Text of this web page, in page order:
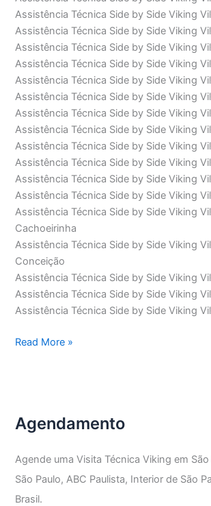
Assistência Técnica Side by Side Viking
Assistência Técnica Side by Side Viking
Assistência Técnica Side by Side Viking
Assistência Técnica Side by Side Viking
Assistência Técnica Side by Side Viking
Assistência Técnica Side by Side Viking
Assistência Técnica Side by Side Viking
Assistência Técnica Side by Side Viking
Assistência Técnica Side by Side Viking
Assistência Técnica Side by Side Viking
Assistência Técnica Side by Side Viking
Assistência Técnica Side by Side Viking
Assistência Técnica Side by Side Viking
Cachoeirinha
Assistência Técnica Side by Side Viking
Conceição
Assistência Técnica Side by Side Viking
Assistência Técnica Side by Side Viking
Assistência Técnica Side by Side Viking
Assistência
Viking
Read More »
Agendamento
Agende uma Visita Técnica Viking em
São Paulo, ABC Paulista, Interior de São
Brasil.